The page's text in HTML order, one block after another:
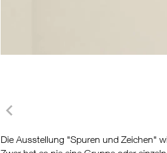
Die Ausstellung "Spuren und Zeichen"